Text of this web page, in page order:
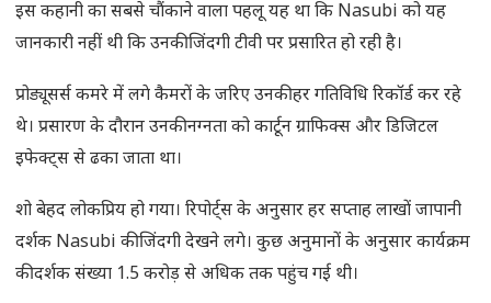
इस कहानी का सबसे चौंकाने वाला पहलू यह था कि Nasubi को यह
जानकारी नहीं थी कि उनकी जिंदगी टीवी पर प्रसारित हो रही है।
प्रोड्यूसर्स कमरे में लगे कैमरों के जरिए उनकी हर गतिविधि रिकॉर्ड कर रहे
थे। प्रसारण के दौरान उनकी नग्नता को कार्टून ग्राफिक्स और डिजिटल
इफेक्ट्स से ढका जाता था।
शो बेहद लोकप्रिय हो गया। रिपोर्ट्स के अनुसार हर सप्ताह लाखों जापानी
दर्शक Nasubi की जिंदगी देखने लगे। कुछ अनुमानों के अनुसार कार्यक्रम
की दर्शक संख्या 1.5 करोड़ से अधिक तक पहुंच गई थी।